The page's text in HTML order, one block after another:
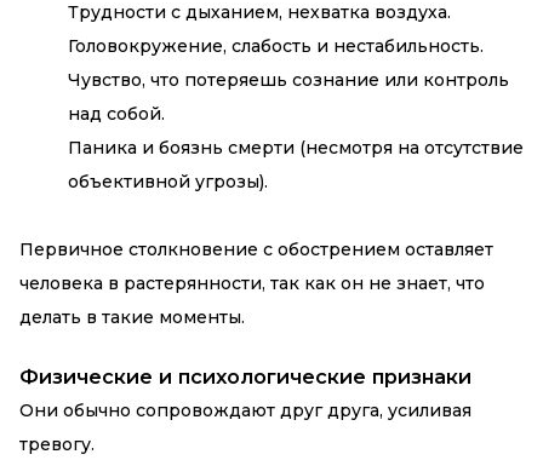
Трудности с дыханием, нехватка воздуха.
Головокружение, слабость и нестабильность.
Чувство, что потеряешь сознание или контроль
над собой.
Паника и боязнь смерти (несмотря на отсутствие
объективной угрозы).
Первичное столкновение с обострением оставляет
человека в растерянности, так как он не знает, что
делать в такие моменты.
Физические и психологические признаки
Они обычно сопровождают друг друга, усиливая
тревогу.